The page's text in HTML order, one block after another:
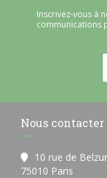
Inscrivez-vous à
communications
Nous contacter
10 rue de
75010 Paris